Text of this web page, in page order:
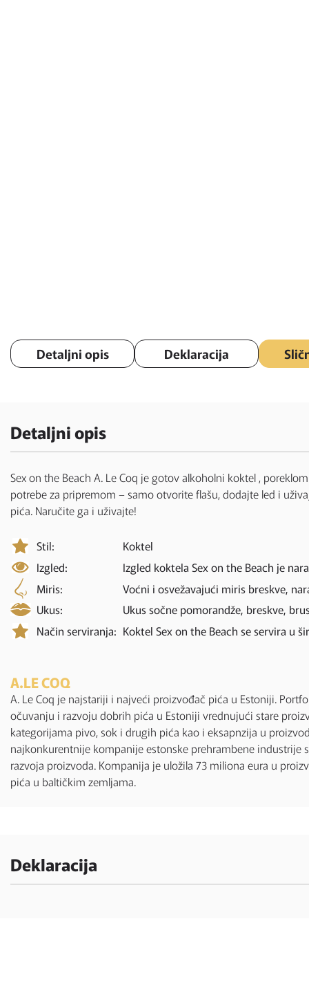
Detaljni opis Deklaracija
Detaljni opis
Sex on the Beach A. Le Coq je gotov alkoholni koktel ,
potrebe za pripremom – samo otvorite flašu, dodajte led i
pića. Naručite ga i uživajte!
Stil:
Koktel
Izgled:
Izgled koktela Sex on the Beach je
Miris:
Voćni i osvežavajući miris breskve,
Ukus:
Ukus sočne pomorandže, breskve,
Način serviranja: Koktel Sex on the Beach se servira u
A.LE COQ
A. Le Coq je najstariji i najveći proizvođač pića u Estoniji.
očuvanju i razvoju dobrih pića u Estoniji vrednujući stare
kategorijama pivo, sok i drugih pića kao i eksapnzija u
najkonkurentnije kompanije estonske prehrambene industrije
razvoja proizvoda. Kompanija je uložila 73 miliona eura u
pića u baltičkim zemljama.
Deklaracija